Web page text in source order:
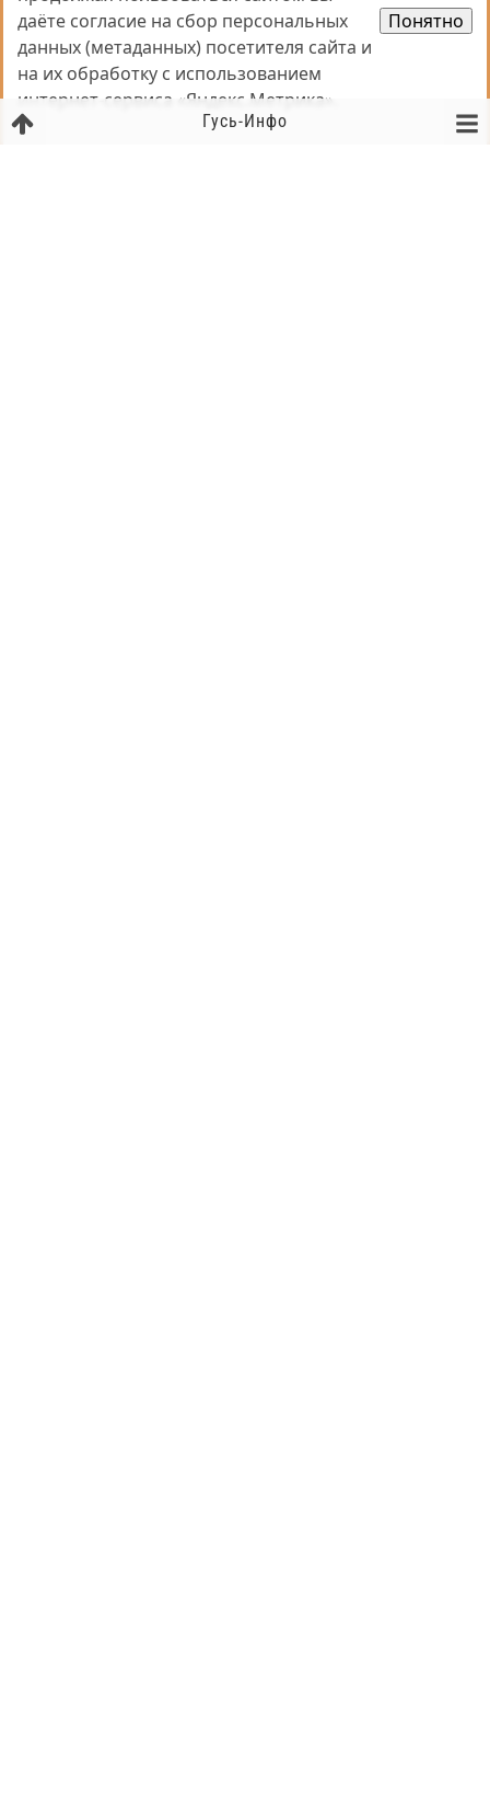
Гусь-Инфо
даёте согласие на сбор персональных
данных (метаданных) посетителя сайта и
на их обработку с использованием
интернет-сервиса «Яндекс.Метрика».
Понятно
даёте согласие на сбор персональных
данных (метаданных) посетителя сайта и
на их обработку с использованием
интернет-сервиса «Яндекс.Метрика».
Понятно